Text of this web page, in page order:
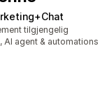
tilgjengelig
agent & automations